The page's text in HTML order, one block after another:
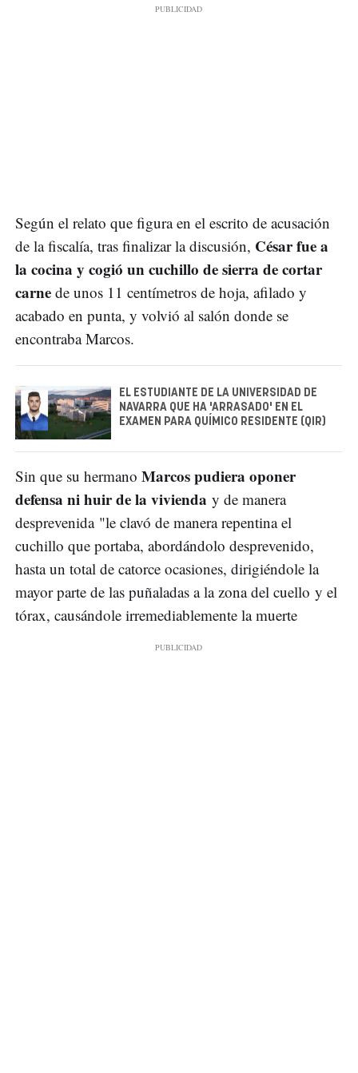
Según el relato que figura en el escrito de acusación
de la fiscalía, tras finalizar la discusión, César fue a
la cocina y cogió un cuchillo de sierra de cortar
carne de unos 11 centímetros de hoja, afilado y
acabado en punta, y volvió al salón donde se
encontraba Marcos.
EL ESTUDIANTE DE LA UNIVERSIDAD DE
NAVARRA QUE HA 'ARRASADO' EN EL
EXAMEN PARA QUÍMICO RESIDENTE (QIR)
Sin que su hermano Marcos pudiera oponer
defensa ni huir de la vivienda y de manera
desprevenida "le clavó de manera repentina el
cuchillo que portaba, abordándolo desprevenido,
hasta un total de catorce ocasiones, dirigiéndole la
mayor parte de las puñaladas a la zona del cuello y el
tórax, causándole irremediablemente la muerte